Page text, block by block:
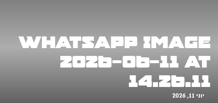
WhatsApp Image
2026-06-11 at
14.26.11
יוני 11, 2026